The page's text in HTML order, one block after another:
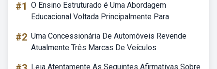
#1 O Ensino Estruturado é Uma Abordagem
Educacional Voltada Principalmente Para
#2 Uma Concessionária De Automóveis Revende
Atualmente Três Marcas De Veículos
Leia Atentamente As Seguintes Afirmativas Sobre